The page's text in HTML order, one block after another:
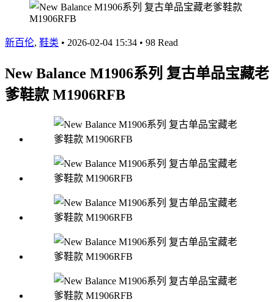
新百伦, 鞋类 • 2026-02-04 15:34 • 98 Read
New Balance M1906系列 复古单品宝藏老
爹鞋款 M1906RFB